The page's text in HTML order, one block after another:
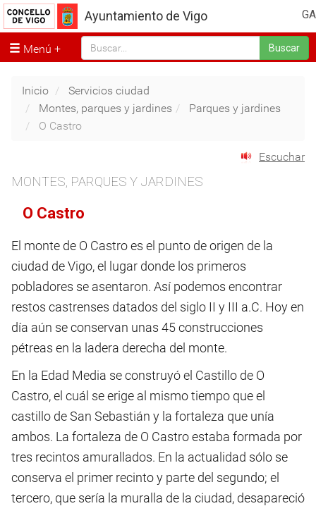
GA
Ayuntamiento de Vigo
Menú Buscar
Inicio
Servicios ciudad
Montes, parques y jardines
Parques y jardines
O Castro
Escuchar
MONTES, PARQUES Y JARDINES
O Castro
El monte de O Castro es el punto de origen de la
ciudad de Vigo, el lugar donde los primeros
pobladores se asentaron. Así podemos encontrar
restos castrenses datados del siglo II y III a.C. Hoy en
día aún se conservan unas 45 construcciones
pétreas en la ladera derecha del monte.
En la Edad Media se construyó el Castillo de O
Castro, el cuál se erige al mismo tiempo que el
castillo de San Sebastián y la fortaleza que unía
ambos. La fortaleza de O Castro estaba formada por
tres recintos amurallados. En la actualidad sólo se
conserva el primer recinto y parte del segundo; el
tercero, que sería la muralla de la ciudad, desapareció